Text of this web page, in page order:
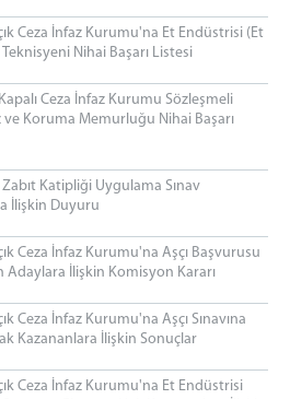
Ceza İnfaz Kurumu'na Et Endüstrisi (Et
Nihai Başarı Listesi
Ceza İnfaz Kurumu Sözleşmeli
ve Koruma Memurluğu Nihai Başarı
Katipliği Uygulama Sınav
İlişkin Duyuru
Ceza İnfaz Kurumu'na Aşçı Başvurusu
Adaylara İlişkin Komisyon Kararı
Ceza İnfaz Kurumu'na Aşçı Sınavına
Kazananlara İlişkin Sonuçlar
Ceza İnfaz Kurumu'na Et Endüstrisi